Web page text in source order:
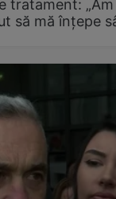
tratament:
să mă înțepe